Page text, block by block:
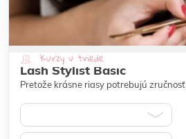
Kurzy v triede
Lash Stylist Basic
Pretože krásne riasy potrebujú zručnosť.